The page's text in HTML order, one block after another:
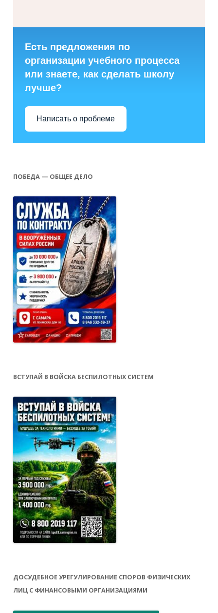
Есть предложения по
организации учебного процесса
или знаете, как сделать школу
лучше?
Написать о проблеме
ПОБЕДА — ОБЩЕЕ ДЕЛО
ВСТУПАЙ В ВОЙСКА БЕСПИЛОТНЫХ СИСТЕМ
ДОСУДЕБНОЕ УРЕГУЛИРОВАНИЕ СПОРОВ ФИЗИЧЕСКИХ
ЛИЦ С ФИНАНСОВЫМИ ОРГАНИЗАЦИЯМИ